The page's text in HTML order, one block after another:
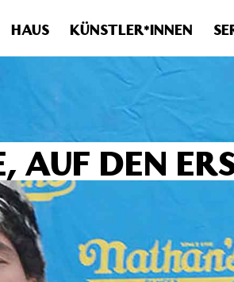
Verwende stattdessen
HAUS KÜNSTLER*INNEN
AUF DEN